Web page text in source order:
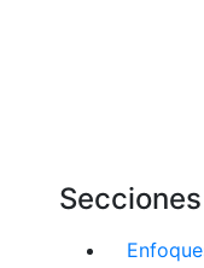
Secciones